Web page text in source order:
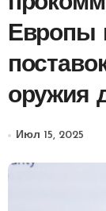
Европы
оружия
Июл 15, 2025